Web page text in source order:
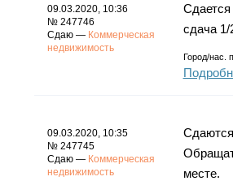
09.03.2020, 10:36
№ 247746
Сдаю — Коммерческая
недвижимость
сдача
Город/нас.
09.03.2020, 10:35
№ 247745
Сдаю — Коммерческая
недвижимость
месте.